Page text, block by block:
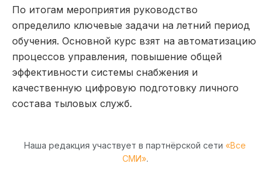
По итогам мероприятия руководство
определило ключевые задачи на летний период
обучения. Основной курс взят на автоматизацию
процессов управления, повышение общей
эффективности системы снабжения и
качественную цифровую подготовку личного
состава тыловых служб.
Наша редакция участвует в партнёрской сети «Все
СМИ».